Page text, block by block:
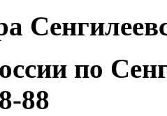
по
88